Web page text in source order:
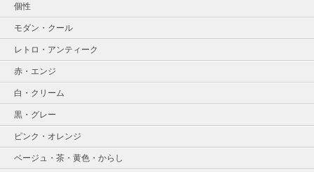
個性
モダン・クール
レトロ・アンティーク
赤・エンジ
白・クリーム
黒・グレー
ピンク・オレンジ
ベージュ・茶・黄色・からし